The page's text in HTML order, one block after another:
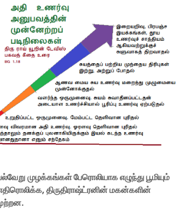
முழக்கங்கள் பேரொலியாக எழுந்து பூமியும்
திருதிராஷ்ட்ரனின் மகன்களின்